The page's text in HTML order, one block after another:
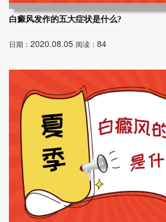
白癜风发作的五大症状是什么?
日期： 2020.08.05 阅读： 84